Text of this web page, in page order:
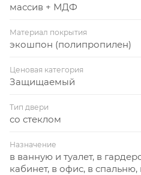
массив + МДФ
Материал покрытия
экошпон (полипропилен)
Ценовая категория
Защищаемый
Тип двери
со стеклом
Назначение
в ванную и туалет, в
кабинет, в офис, в